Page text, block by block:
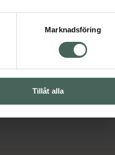
Marknadsföring
Tillåt alla